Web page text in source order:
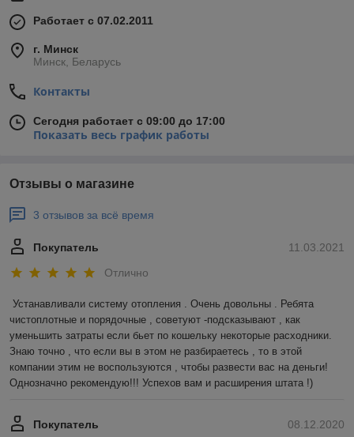
Работает с 07.02.2011
г. Минск
Минск, Беларусь
Контакты
Сегодня работает с 09:00 до 17:00
Показать весь график работы
Отзывы о магазине
3 отзывов за всё время
11.03.2021
Покупатель
Отлично
Устанавливали систему отопления . Очень довольны . Ребята
чистоплотные и порядочные , советуют -подсказывают , как
уменьшить затраты если бьет по кошельку некоторые расходники.
Знаю точно , что если вы в этом не разбираетесь , то в этой
компании этим не воспользуются , чтобы развести вас на деньги!
Однозначно рекомендую!!! Успехов вам и расширения штата !)
08.12.2020
Покупатель